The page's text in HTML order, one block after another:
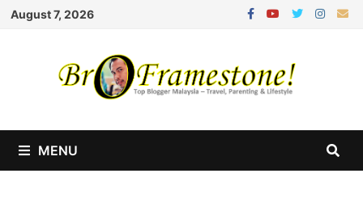
Skip
August 7, 2026
MENU